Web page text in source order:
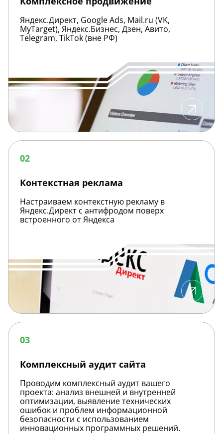
Яндекс.Директ, Google Ads, Mail.ru (VK,
MyTarget), Яндекс.Бизнес, Дзен, Авито,
Telegram, TikTok (вне РФ)
Контекстная
реклама
02
Контекстная реклама
Настраиваем контекстную рекламу в
Яндекс.Директ с антифродом поверх
встроенного от Яндекса
Комплексный
аудит
сайта
03
Комплексный аудит сайта
Проводим комплексный аудит вашего
проекта: анализ внешней и внутренней
оптимизации, выявление технических
ошибок и проблем информационной
безопасности с использованием
инновационных программных решений.